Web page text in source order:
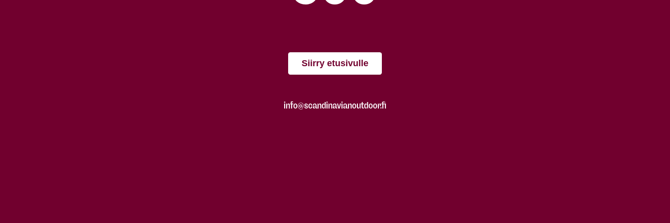
Siirry etusivulle
info@scandinavianoutdoor.fi